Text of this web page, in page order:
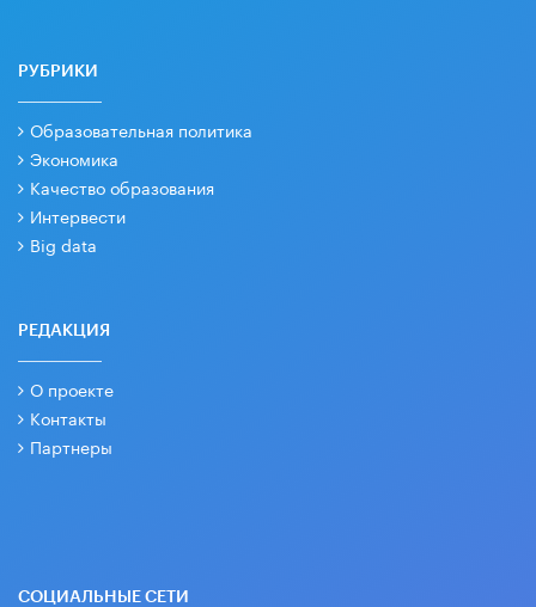
РУБРИКИ
Образовательная политика
Экономика
Качество образования
Интервести
Big data
РЕДАКЦИЯ
О проекте
Контакты
Партнеры
СОЦИАЛЬНЫЕ СЕТИ